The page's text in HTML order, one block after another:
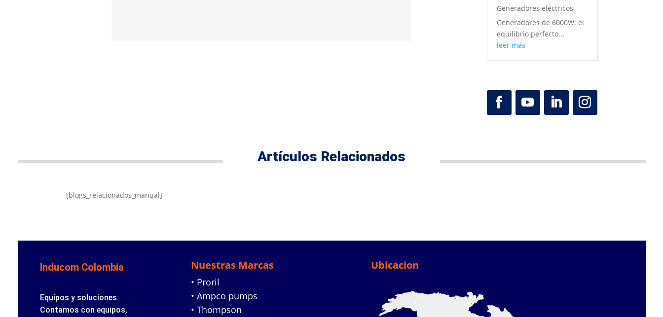
Generadores eléctricos
Generadores de 6000W: el
equilibrio perfecto...
leer más
Artículos Relacionados
[blogs_relacionados_manual]
Inducom Colombia
Equipos y soluciones
Contamos con equipos,
Nuestras Marcas
• Proril
• Ampco pumps
• Thompson
Ubicacion